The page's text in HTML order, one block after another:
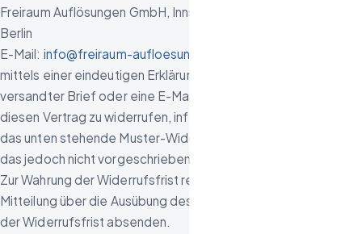
Freiraum Auflösungen GmbH, Innsbrucker Straße 2, 10825
Berlin
E-Mail: info@freiraum-aufloesung.de
mittels einer eindeutigen Erklärung (z. B. ein mit der Post
versandter Brief oder eine E-Mail) über Ihren Entschluss,
diesen Vertrag zu widerrufen, informieren. Sie können dafür
das unten stehende Muster-Widerrufsformular verwenden,
das jedoch nicht vorgeschrieben ist.
Zur Wahrung der Widerrufsfrist reicht es aus, dass Sie die
Mitteilung über die Ausübung des Widerrufsrechts vor Ablauf
der Widerrufsfrist absenden.